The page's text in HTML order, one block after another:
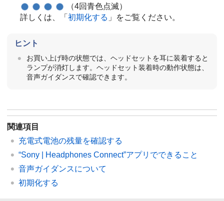
（4回青色点滅）
詳しくは、「 初期化する 」をご覧ください。
ヒント
お買い上げ時の状態では、ヘッドセットを耳に装着すると
ランプが消灯します。ヘッドセット装着時の動作状態は、
音声ガイダンスで確認できます。
関連項目
充電式電池の残量を確認する
“Sony | Headphones Connect”アプリでできること
音声ガイダンスについて
初期化する